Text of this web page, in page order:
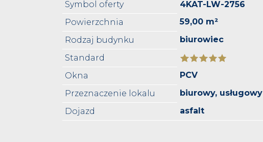
Symbol oferty
4KAT-LW-2756
Powierzchnia
59,00 m²
Rodzaj budynku
biurowiec
Standard
Okna
PCV
Przeznaczenie lokalu
biurowy, usługowy
Dojazd
asfalt